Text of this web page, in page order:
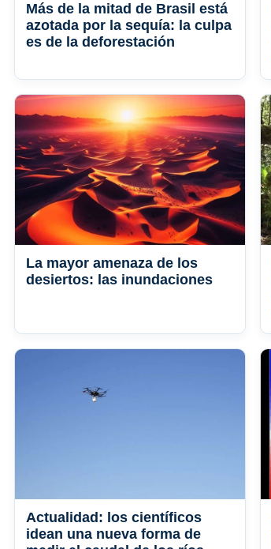
Más de la mitad de Brasil está
azotada por la sequía: la culpa
es de la deforestación
La mayor amenaza de los
desiertos: las inundaciones
Actualidad: los científicos
idean una nueva forma de